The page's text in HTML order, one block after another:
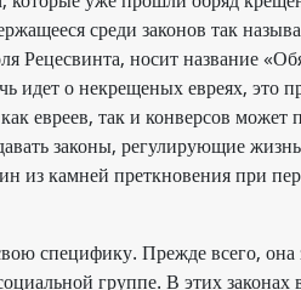
среди законов так
Рецесвинта, носит название
идет о некрещеных евреях, это
евреев, так и конверсов может
законы, регулирующие
из камней преткновения при
специфику. Прежде всего, она
группе. В этих законах